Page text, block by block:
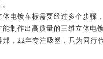
镀车标需要经过多个步骤
制作出高质量的三维立体电镀
22年专注吸塑，只为同行代